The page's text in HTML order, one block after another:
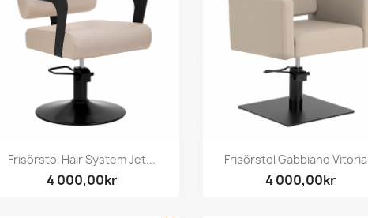
Snabbvy
Frisörstol Hair System Jet...
4 000,00kr
Snabbvy
Frisörstol Gabbiano
4 000,00kr